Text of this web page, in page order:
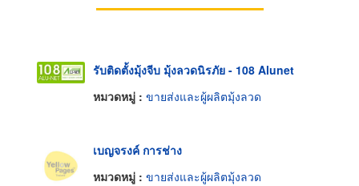
รับติดตั้งมุ้งจีบ มุ้งลวดนิรภัย - 108 Alunet
หมวดหมู่ : ขายส่งและผู้ผลิตมุ้งลวด
เบญจรงค์ การช่าง
หมวดหมู่ : ขายส่งและผู้ผลิตมุ้งลวด